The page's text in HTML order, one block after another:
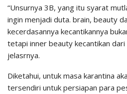
“Unsurnya 3B, yang itu syarat
ingin menjadi duta. brain, beauty
kecerdasannya kecantikannya
tetapi inner beauty kecantikan dari
jelasrnya.
Diketahui, untuk masa karantina
tersendiri untuk persiapan para